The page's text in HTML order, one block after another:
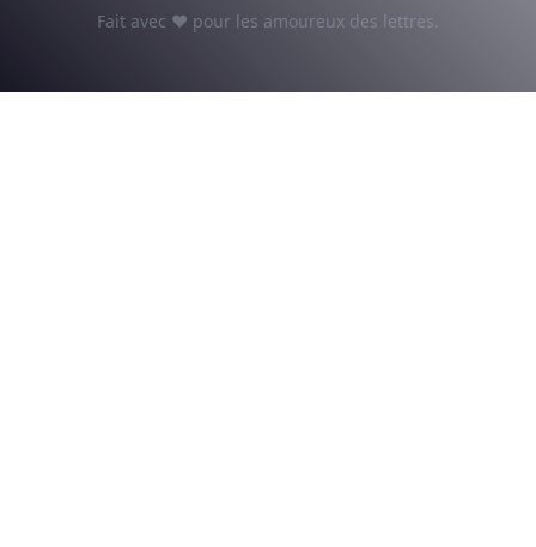
Fait avec ♥ pour les amoureux des lettres.